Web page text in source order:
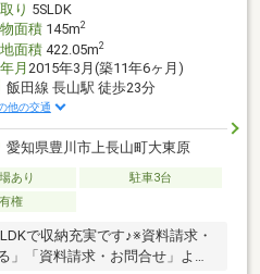
り 5SLDK
面積145m2
面積422.05m2
月 2015年3月(築11年6ヶ月)
飯田線 長山駅 徒歩23分
他の交通
愛知県豊川市上長山町大東原
あり
駐車3台
権
で収納充実です♪※資料請求・
」「資料請求・お問合せ」より